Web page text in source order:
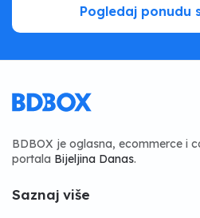
Pogledaj ponudu
BDBOX je oglasna, ecommerce i
portala Bijeljina Danas.
Saznaj više